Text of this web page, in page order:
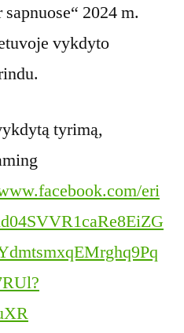
2024 m.
vykdyto
tyrimą,
eri